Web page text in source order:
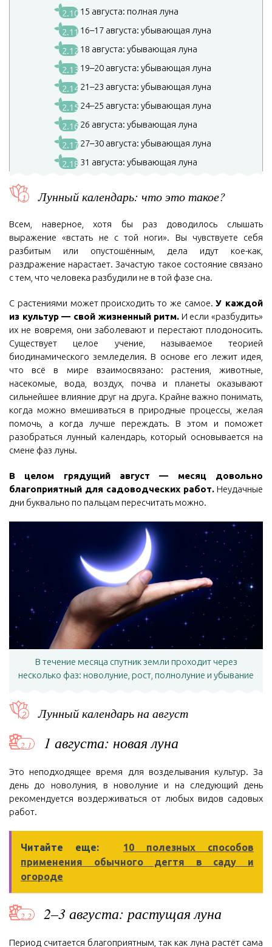
2.1015 августа: полная луна
2.1116–17 августа: убывающая луна
2.1218 августа: убывающая луна
2.1319–20 августа: убывающая луна
2.14 21–23 августа: убывающая луна
2.1524–25 августа: убывающая луна
2.1626 августа: убывающая луна
2.1727–30 августа: убывающая луна
2.1831 августа: убывающая луна
Лунный календарь: что это такое?
Всем, наверное, хотя бы раз доводилось слышать
выражение «встать не с той ноги». Вы чувствуете себя
разбитым или опустошённым, дела идут кое-как,
раздражение нарастает. Зачастую такое состояние связано
с тем, что человека разбудили не в той фазе сна.
С растениями может происходить то же самое.У каждой
из культур — свой жизненный ритм. И если «разбудить»
их не вовремя, они заболевают и перестают плодоносить.
Существует целое учение, называемое теорией
биодинамического земледелия. В основе его лежит идея,
что всё в мире взаимосвязано: растения, животные,
насекомые, вода, воздух, почва и планеты оказывают
сильнейшее влияние друг на друга. Крайне важно понимать,
когда можно вмешиваться в природные процессы, желая
помочь, а когда лучше переждать. В этом и поможет
разобраться лунный календарь, который основывается на
смене фаз луны.
В целом грядущий август — месяц довольно
благоприятный для садоводческих работ. Неудачные
дни буквально по пальцам пересчитать можно.
В течение месяца спутник земли проходит через
несколько фаз: новолуние, рост, полнолуние и убывание
Лунный календарь на август
1 августа: новая луна
Это неподходящее время для возделывания культур. За
день до новолуния, в новолуние и на следующий день
рекомендуется воздерживаться от любых видов садовых
работ.
Читайте еще:
10 полезных способов
применения обычного дегтя в саду и
огороде
2–3 августа: растущая луна
Период считается благоприятным, так как луна растёт сама